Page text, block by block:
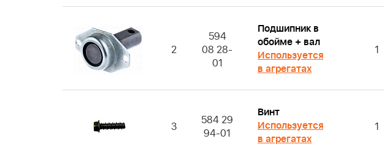
2
594
08 28-
01
Подшипник в
обойме + вал
Используется
в агрегатах
1
3
584 29
94-01
Винт
Используется
в агрегатах
1